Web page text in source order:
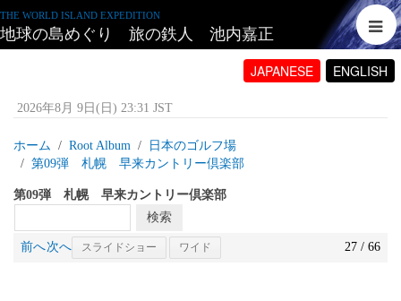
THE WORLD ISLAND EXPEDITION
地球の島めぐり 旅の鉄人 池内嘉正
JAPANESE ENGLISH
2026年8月 9日(日) 23:31 JST
ホーム Root Album
日本のゴルフ場
第09弾 札幌 早来カントリー倶楽部
第09弾 札幌 早来カントリー倶楽部
前へ次へ スライドショー ワイド 27 / 66